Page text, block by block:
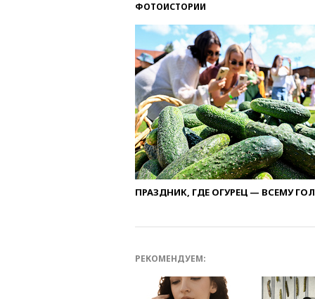
ФОТОИСТОРИИ
ПРАЗДНИК, ГДЕ ОГУРЕЦ — ВСЕМУ
РЕКОМЕНДУЕМ: